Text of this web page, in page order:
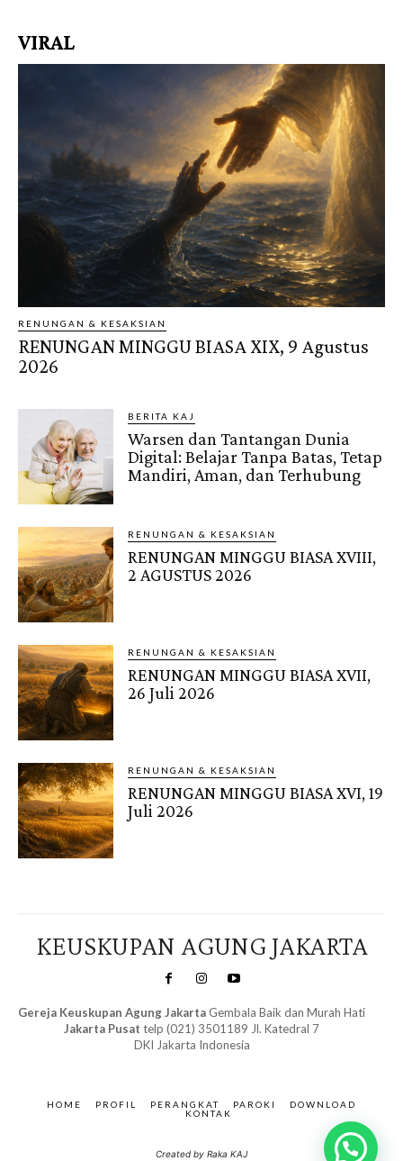
VIRAL
RENUNGAN & KESAKSIAN
RENUNGAN MINGGU BIASA XIX, 9 Agustus
2026
BERITA KAJ
Warsen dan Tantangan Dunia
Digital: Belajar Tanpa Batas, Tetap
Mandiri, Aman, dan Terhubung
RENUNGAN & KESAKSIAN
RENUNGAN MINGGU BIASA XVIII,
2 AGUSTUS 2026
RENUNGAN & KESAKSIAN
RENUNGAN MINGGU BIASA XVII,
26 Juli 2026
RENUNGAN & KESAKSIAN
RENUNGAN MINGGU BIASA XVI, 19
Juli 2026
KEUSKUPAN AGUNG JAKARTA
Gereja Keuskupan Agung Jakarta Gembala Baik dan Murah Hati
Jakarta Pusat telp (021) 3501189 Jl. Katedral 7
DKI Jakarta Indonesia
HOME PROFIL PERANGKAT PAROKI
DOWNLOAD
KONTAK
Created by Raka KAJ